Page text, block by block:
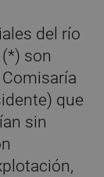
del río
son
que
sin